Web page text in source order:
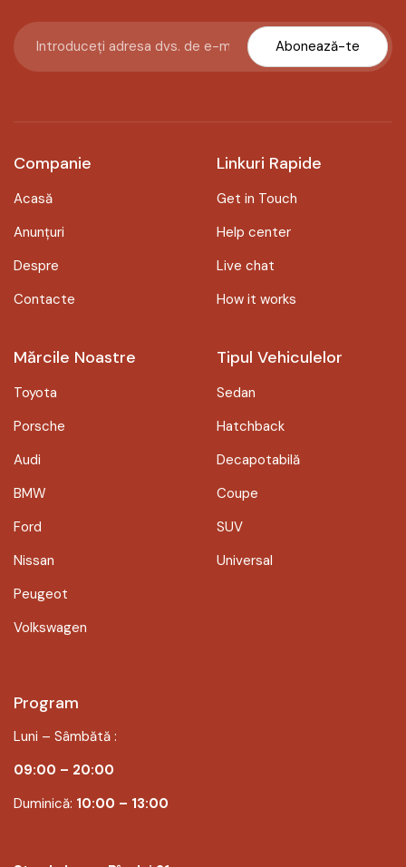
Abonează-te
Companie
Acasă
Anunțuri
Despre
Contacte
Linkuri Rapide
Get in Touch
Help center
Live chat
How it works
Mărcile Noastre
Toyota
Porsche
Audi
BMW
Ford
Nissan
Peugeot
Volkswagen
Tipul Vehiculelor
Sedan
Hatchback
Decapotabilă
Coupe
SUV
Universal
Program
Luni – Sâmbătă :
09:00 – 20:00
Duminică: 10:00 – 13:00